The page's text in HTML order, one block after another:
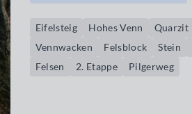
Eifelsteig Hohes Venn Quarzit
Vennwacken
Felsblock Stein
Felsen
2. Etappe Pilgerweg